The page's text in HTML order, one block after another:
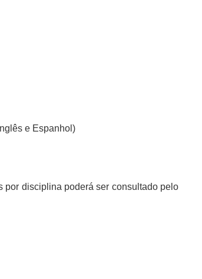
e Espanhol)
por disciplina poderá ser consultado pelo